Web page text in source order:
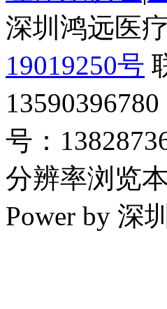
深圳鸿远医
19019250号
号：
分辨率浏览
Power by 深